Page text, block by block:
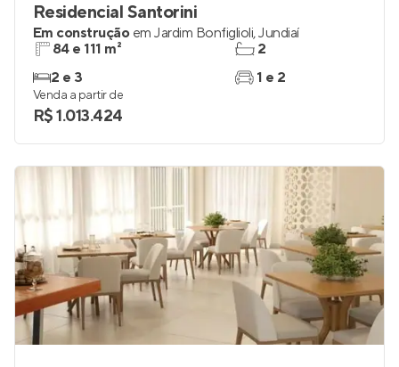
Residencial Santorini
Em construção em Jardim Bonfiglioli,Jundiaí
84 e 111 m²
2 e 3
2
1 e 2
Venda a partir de
R$ 1.013.424